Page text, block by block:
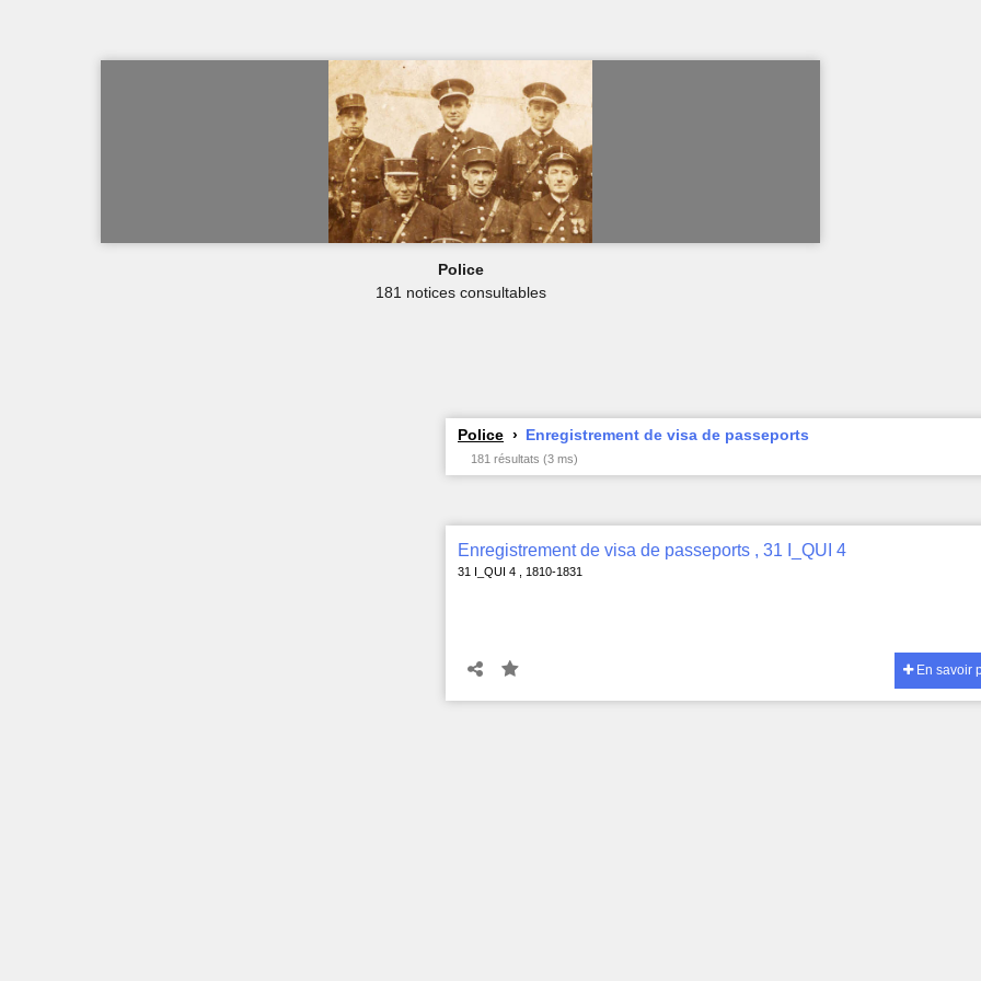
Police
181 notices consultables
Police Enregistrement de visa de passeports
181 résultats (3 ms)
Enregistrement de visa de passeports , 31 I_QUI 4
31 I_QUI 4 , 1810-1831
En savoir